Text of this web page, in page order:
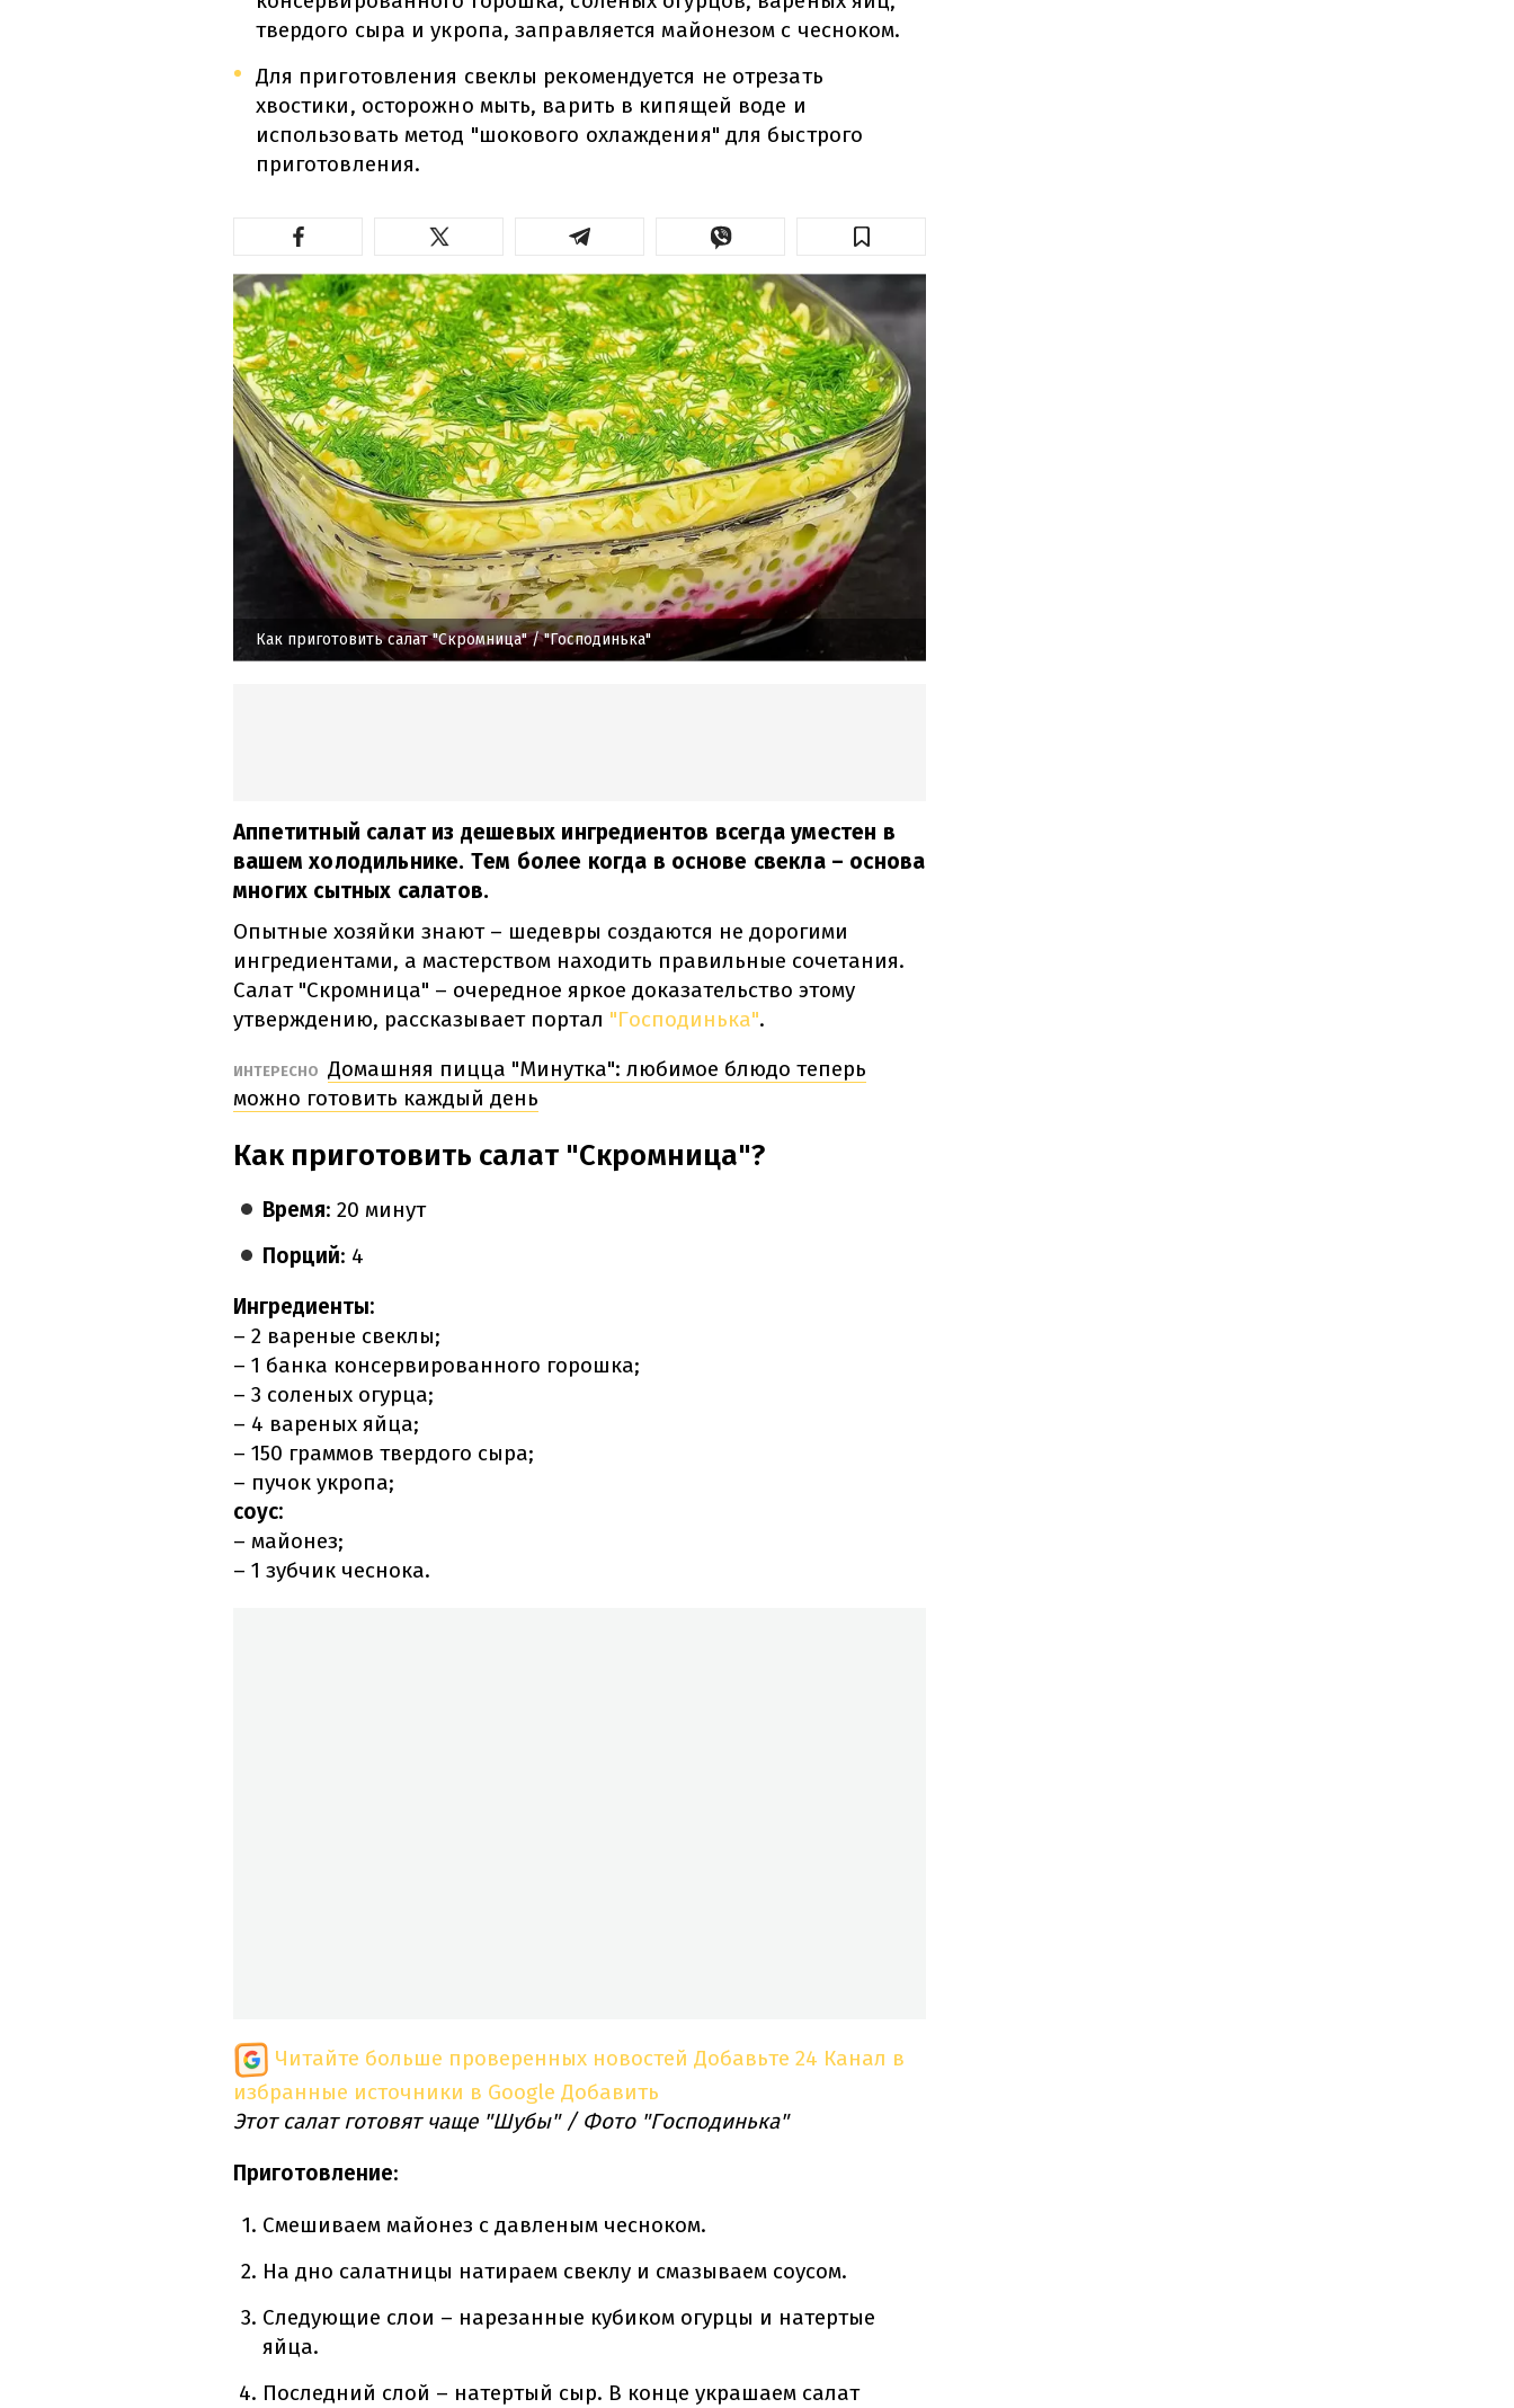
твердого сыра и укропа, заправляется майонезом с чесноком.
Для приготовления свеклы рекомендуется не отрезать
хвостики, осторожно мыть, варить в кипящей воде и
использовать метод "шокового охлаждения" для быстрого
приготовления.
Как приготовить салат "Скромница"/ "Господинька"
Аппетитный салат из дешевых ингредиентов всегда уместен в
вашем холодильнике. Тем более когда в основе свекла – основа
многих сытных салатов.
Опытные хозяйки знают – шедевры создаются не дорогими
ингредиентами, а мастерством находить правильные сочетания.
Салат "Скромница" – очередное яркое доказательство этому
утверждению, рассказывает портал "Господинька".
ИНТЕРЕСНО Домашняя пицца "Минутка": любимое блюдо теперь
можно готовить каждый день
Как приготовить салат "Скромница"?
Время: 20 минут
Порций: 4
Ингредиенты:
– 2 вареные свеклы;
– 1 банка консервированного горошка;
– 3 соленых огурца;
– 4 вареных яйца;
– 150 граммов твердого сыра;
– пучок укропа;
соус:
– майонез;
– 1 зубчик чеснока.
Читайте больше проверенных новостей Добавьте 24 Канал в
избранные источники в Google Добавить
Этот салат готовят чаще "Шубы" / Фото "Господинька"
Приготовление:
Смешиваем майонез с давленым чесноком.
На дно салатницы натираем свеклу и смазываем соусом.
Следующие слои – нарезанные кубиком огурцы и натертые
яйца.
Последний слой – натертый сыр. В конце украшаем салат